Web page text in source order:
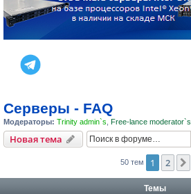
Серверы - FAQ
Модераторы: Trinity admin`s Free-lance moderator`s
Новая тема
50 тем 1 2
Темы